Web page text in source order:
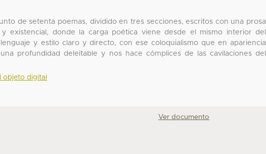
de setenta poemas, dividido en tres secciones, escritos con una prosa
y existencial, donde la carga poética viene desde el mismo interior del
y estilo claro y directo, con ese coloquialismo que en apariencia
profundidad deleitable y nos hace cómplices de las cavilaciones del
objeto digital
Ver documento